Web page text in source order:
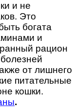
и не
Это
богата
и
рацион
от лишнего
питательные
кошки.
.